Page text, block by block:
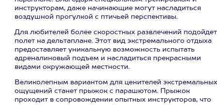
инструкторам, даже начинающие могут насладиться
воздушной прогулкой с птичьей перспективы.
Для любителей более скоростных развлечений подойдет
полет на дельтаплане. Этот вид экстремального отдыха
предоставляет уникальную возможность испытать
адреналиновый подъем и насладиться прекрасными
видами окружающей местности.
Великолепным вариантом для ценителей экстремальных
ощущений станет прыжок с парашютом. Прыжок
проходит в сопровождении опытных инструкторов, что